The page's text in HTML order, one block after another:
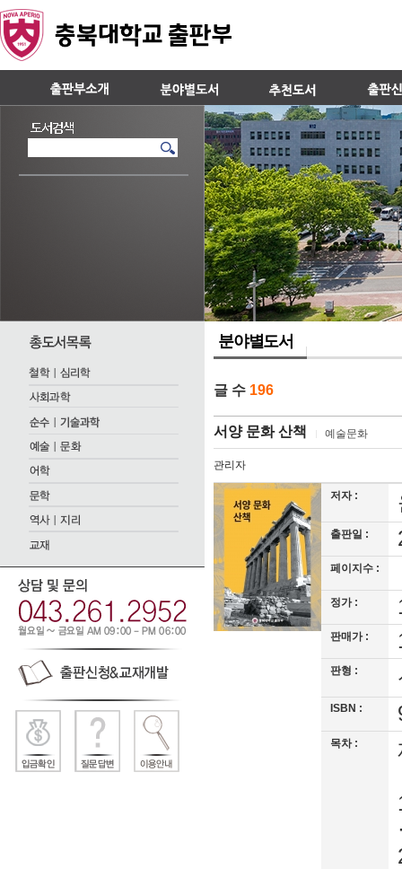
분야별도서
글 수 196
서양 문화 산책 예술문화
관리자
저자 :
출판일 :
페이지수 :
정가 :
판매가 :
판형 :
ISBN :
목차 :